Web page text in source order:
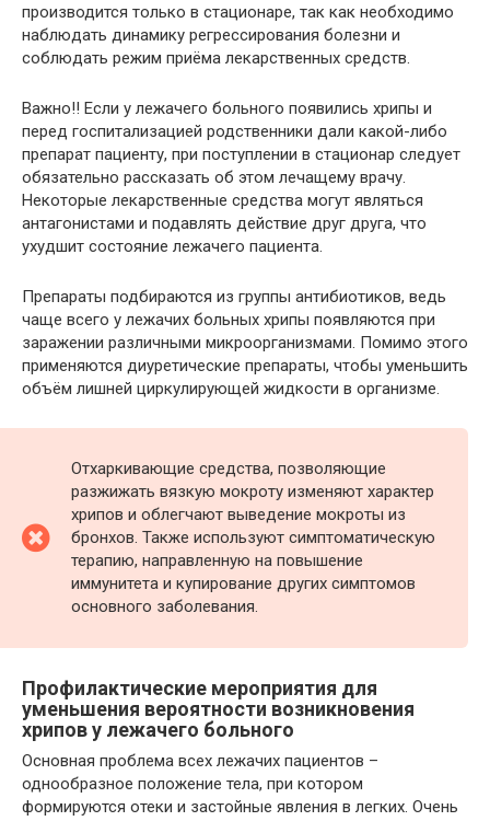
производится только в стационаре, так как необходимо
наблюдать динамику регрессирования болезни и
соблюдать режим приёма лекарственных средств.
Важно!! Если у лежачего больного появились хрипы и
перед госпитализацией родственники дали какой-либо
препарат пациенту, при поступлении в стационар следует
обязательно рассказать об этом лечащему врачу.
Некоторые лекарственные средства могут являться
антагонистами и подавлять действие друг друга, что
ухудшит состояние лежачего пациента.
Препараты подбираются из группы антибиотиков, ведь
чаще всего у лежачих больных хрипы появляются при
заражении различными микроорганизмами. Помимо этого
применяются диуретические препараты, чтобы уменьшить
объём лишней циркулирующей жидкости в организме.
Отхаркивающие средства, позволяющие
разжижать вязкую мокроту изменяют характер
хрипов и облегчают выведение мокроты из
бронхов. Также используют симптоматическую
терапию, направленную на повышение
иммунитета и купирование других симптомов
основного заболевания.
Профилактические мероприятия для
уменьшения вероятности возникновения
хрипов у лежачего больного
Основная проблема всех лежачих пациентов –
однообразное положение тела, при котором
формируются отеки и застойные явления в легких. Очень